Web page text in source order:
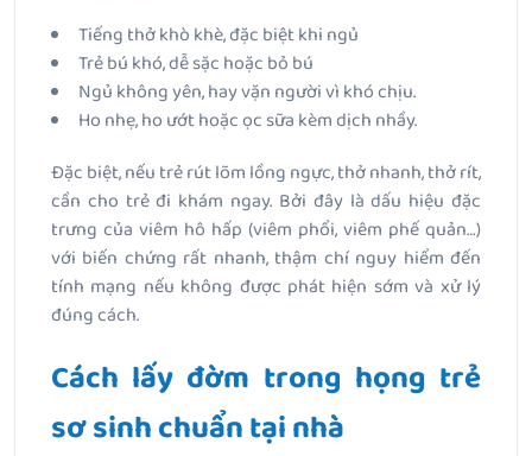
Tiếng thở khò khè, đặc biệt khi ngủ
Trẻ bú khó, dễ sặc hoặc bỏ bú
Ngủ không yên, hay vặn người vì khó chịu.
Ho nhẹ, ho ướt hoặc ọc sữa kèm dịch nhầy.
Đặc biệt, nếu trẻ rút lõm lồng ngực, thở nhanh, thở rít,
cần cho trẻ đi khám ngay. Bởi đây là dấu hiệu đặc
trưng của viêm hô hấp (viêm phổi, viêm phế quản…)
với biến chứng rất nhanh, thậm chí nguy hiểm đến
tính mạng nếu không được phát hiện sớm và xử lý
đúng cách.
Cách lấy đờm trong họng trẻ
sơ sinh chuẩn tại nhà